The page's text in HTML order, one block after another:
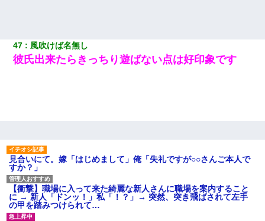
47 風吹けば名無し
彼氏出来たらきっちり遊ばない点は好印象です
見合いにて。嫁「はじめまして」俺「失礼ですが○○さんご本人で
すか？」
【衝撃】職場に入って来た綺麗な新人さんに職場を案内すること
に → 新人「ドンッ！」私「！？」→ 突然、突き飛ばされて左手
の甲を踏みつけられて…